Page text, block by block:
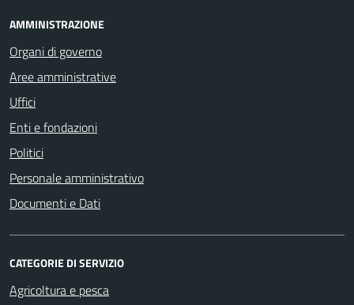
AMMINISTRAZIONE
Organi di governo
Aree amministrative
Uffici
Enti e fondazioni
Politici
Personale amministrativo
Documenti e Dati
CATEGORIE DI SERVIZIO
Agricoltura e pesca